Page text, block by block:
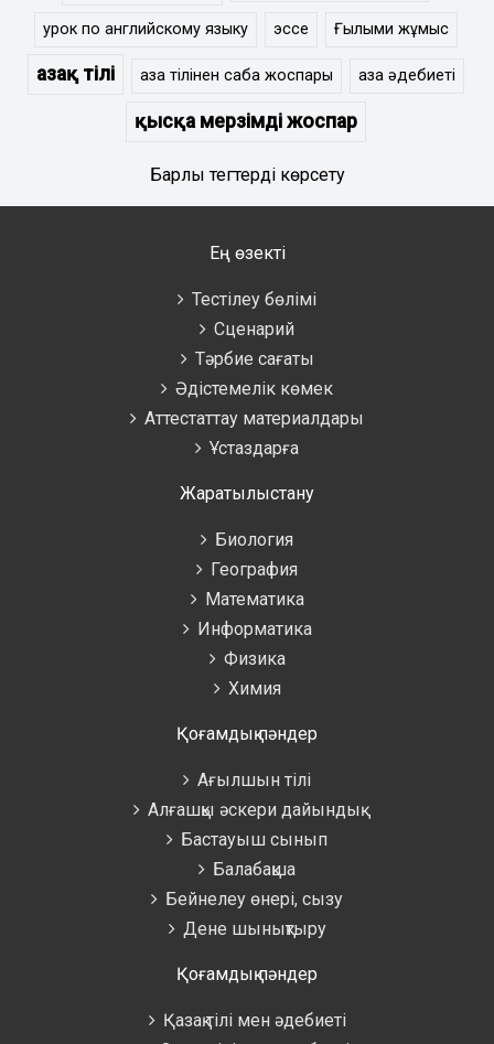
урок по английскому языку эссе Ғылыми жұмыс
Қазақ тілі қазақ тілінен сабақ жоспары қазақ әдебиеті
қысқа мерзімді жоспар
Барлық тегтерді көрсету
Ең өзекті
Тестілеу бөлімі
Сценарий
Тәрбие сағаты
Әдістемелік көмек
Аттестаттау материалдары
Ұстаздарға
Жаратылыстану
Биология
География
Математика
Информатика
Физика
Химия
Қоғамдық пәндер
Ағылшын тілі
Алғашқы әскери дайындық
Бастауыш сынып
Балабақша
Бейнелеу өнері, сызу
Дене шынықтыру
Қоғамдық пәндер
Қазақ тілі мен әдебиеті